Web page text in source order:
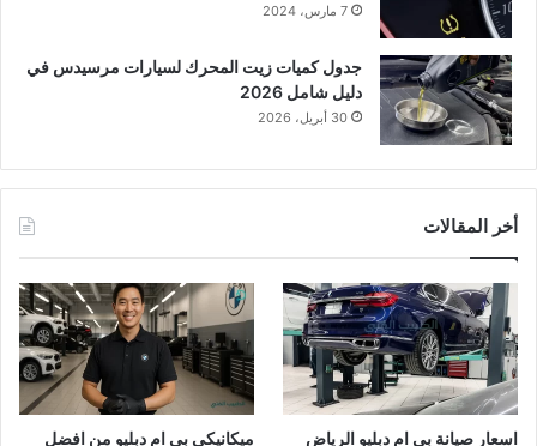
7 مارس، 2024
جدول كميات زيت المحرك لسيارات مرسيدس في
دليل شامل 2026
30 أبريل، 2026
أخر المقالات
اسعار صيانة بي ام دبليو الرياض
ميكانيكي بي ام دبليو من افضل